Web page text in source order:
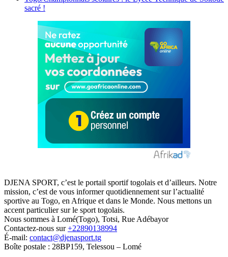
sacré !
DJENA SPORT, c’est le portail sportif togolais et d’ailleurs. Notre
mission, c’est de vous informer quotidiennement sur l’actualité
sportive au Togo, en Afrique et dans le Monde. Nous mettons un
accent particulier sur le sport togolais.
Nous sommes à Lomé(Togo), Totsi, Rue Adébayor
Contactez-nous sur+22890138994
É-mail: contact@djenasport.tg
Boîte postale : 28BP159, Telessou – Lomé